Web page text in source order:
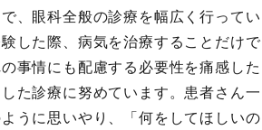
、眼科全般の診療を幅広く行ってい
した際、病気を治療することだけで
事情にも配慮する必要性を痛感した
た診療に努めています。患者さん一
うに思いやり、「何をしてほしいの